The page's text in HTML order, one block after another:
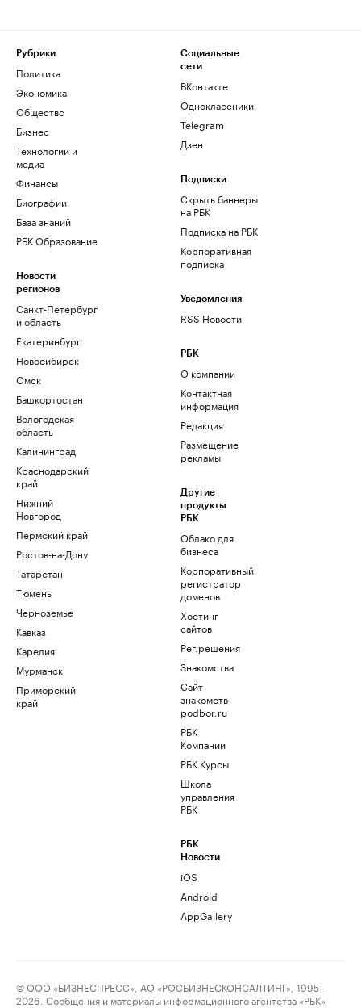
Рубрики
Политика
Экономика
Общество
Бизнес
Технологии и
медиа
Финансы
Биографии
База знаний
РБК Образование
Новости
регионов
Санкт-Петербург
и область
Екатеринбург
Новосибирск
Омск
Башкортостан
Вологодская
область
Калининград
Краснодарский
край
Нижний
Новгород
Пермский край
Ростов-на-Дону
Татарстан
Тюмень
Черноземье
Кавказ
Карелия
Мурманск
Приморский
край
Социальные
сети
ВКонтакте
Одноклассники
Telegram
Дзен
Подписки
Скрыть баннеры
на РБК
Подписка на РБК
Корпоративная
подписка
Уведомления
RSS Новости
РБК
О компании
Контактная
информация
Редакция
Размещение
рекламы
Другие
продукты
РБК
Облако для
бизнеса
Корпоративный
регистратор
доменов
Хостинг
сайтов
Рег.решения
Знакомства
Сайт
знакомств
podbor.ru
РБК
Компании
РБК Курсы
Школа
управления
РБК
РБК
Новости
iOS
Android
AppGallery
© ООО «БИЗНЕСПРЕСС», АО «РОСБИЗНЕСКОНСАЛТИНГ», 1995–
2026. Сообщения и материалы информационного агентства «РБК»